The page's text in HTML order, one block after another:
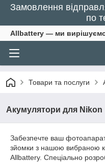
Замовлення
по
Allbattery — ми
Товари та послуги
Акумулятори для Nikon
Забезпечте ваш
зйомки з нашою вибраною
Allbattery. Спеціально